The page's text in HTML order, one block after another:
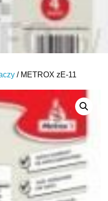
/ METROX zE-11